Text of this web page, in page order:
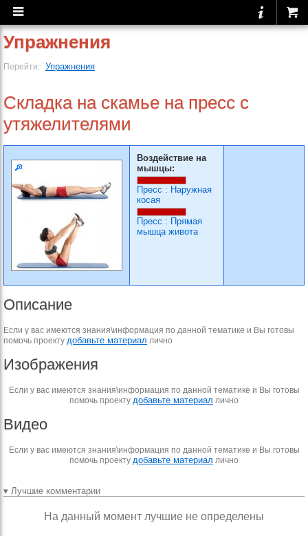
Упражнения
Перейти: Упражнения
Складка на скамье на пресс с
утяжелителями
Воздействие на
мышцы:
Пресс : Наружная
косая
Пресс : Прямая
мышца живота
Описание
Если у вас имеются знания\информация по данной тематике и Вы готовы
помочь проекту добавьте материал лично
Изображения
Если у вас имеются знания\информация по данной тематике и Вы готовы
помочь проекту добавьте материал лично
Видео
Если у вас имеются знания\информация по данной тематике и Вы готовы
помочь проекту добавьте материал лично
▾ Лучшие комментарии
На данный момент лучшие не определены